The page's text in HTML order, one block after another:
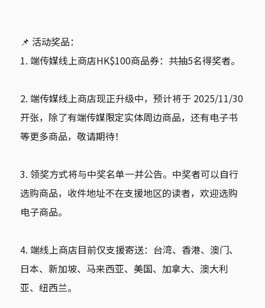
📌 活动奖品：
1. 端传媒线上商店HK$100商品券：共抽5名得奖者。
2. 端传媒线上商店现正升级中，预计将于 2025/11/30
开张，除了有端传媒限定实体周边商品，还有电子书
等更多商品，敬请期待！
3. 领奖方式将与中奖名单一并公告。中奖者可以自行
选购商品，收件地址不在支援地区的读者，欢迎选购
电子商品。
4. 端线上商店目前仅支援寄送：台湾、香港、澳门、
日本、新加坡、马来西亚、美国、加拿大、澳大利
亚、纽西兰。